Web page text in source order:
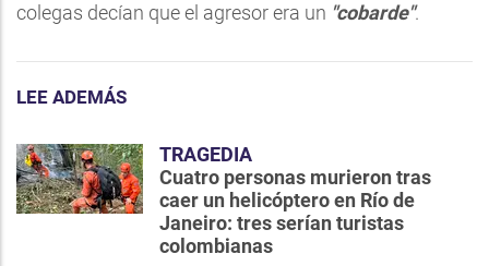
colegas decían que el agresor era un "cobarde".
LEE ADEMÁS
TRAGEDIA
Cuatro personas murieron tras
caer un helicóptero en Río de
Janeiro: tres serían turistas
colombianas